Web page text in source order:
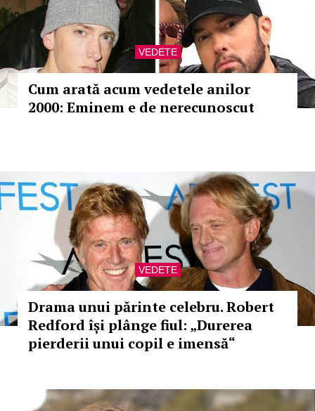
VEDETE
Cum arată acum vedetele anilor
2000: Eminem e de nerecunoscut
VEDETE
Drama unui părinte celebru. Robert
Redford își plânge fiul: „Durerea
pierderii unui copil e imensă“